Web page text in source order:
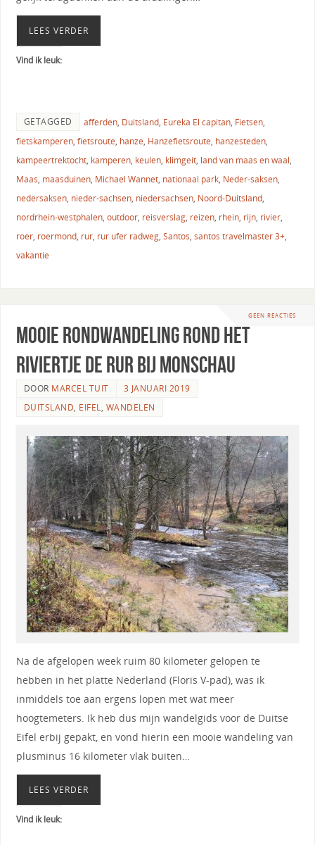
LEES VERDER
Vind ik leuk:
GETAGGED afferden, Duitsland, Eureka El capitan, Fietsen,
fietskamperen, fietsroute, hanze, Hanzefietsroute, hanzesteden,
kampeertrektocht, kamperen, keulen, klimgeit, land van maas en waal,
Maas, maasduinen, Michael Wannet, nationaal park, Neder-saksen,
nedersaksen, nieder-sachsen, niedersachsen, Noord-Duitsland,
nordrhein-westphalen, outdoor, reisverslag, reizen, rhein, rijn, rivier,
roer, roermond, rur, rur ufer radweg, Santos, santos travelmaster 3+,
vakantie
GEEN REACTIES
Mooie rondwandeling rond het
riviertje de Rur bij Monschau
DOOR MARCEL TUIT
3 JANUARI 2019
DUITSLAND, EIFEL, WANDELEN
Na de afgelopen week ruim 80 kilometer gelopen te
hebben in het platte Nederland (Floris V-pad), was ik
inmiddels toe aan ergens lopen met wat meer
hoogtemeters. Ik heb dus mijn wandelgids voor de Duitse
Eifel erbij gepakt, en vond hierin een mooie wandeling van
plusminus 16 kilometer vlak buiten…
LEES VERDER
Vind ik leuk: